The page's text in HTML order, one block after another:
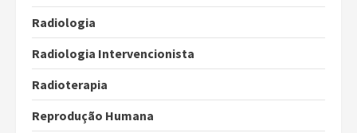
Radiologia
Radiologia Intervencionista
Radioterapia
Reprodução Humana